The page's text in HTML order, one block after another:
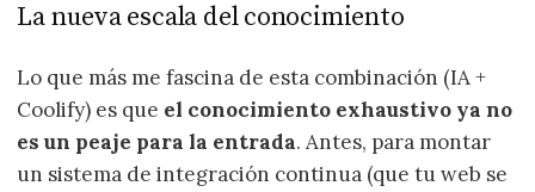
La nueva escala del conocimiento
Lo que más me fascina de esta combinación (IA +
Coolify) es que el conocimiento exhaustivo ya no
es un peaje para la entrada. Antes, para montar
un sistema de integración continua (que tu web se